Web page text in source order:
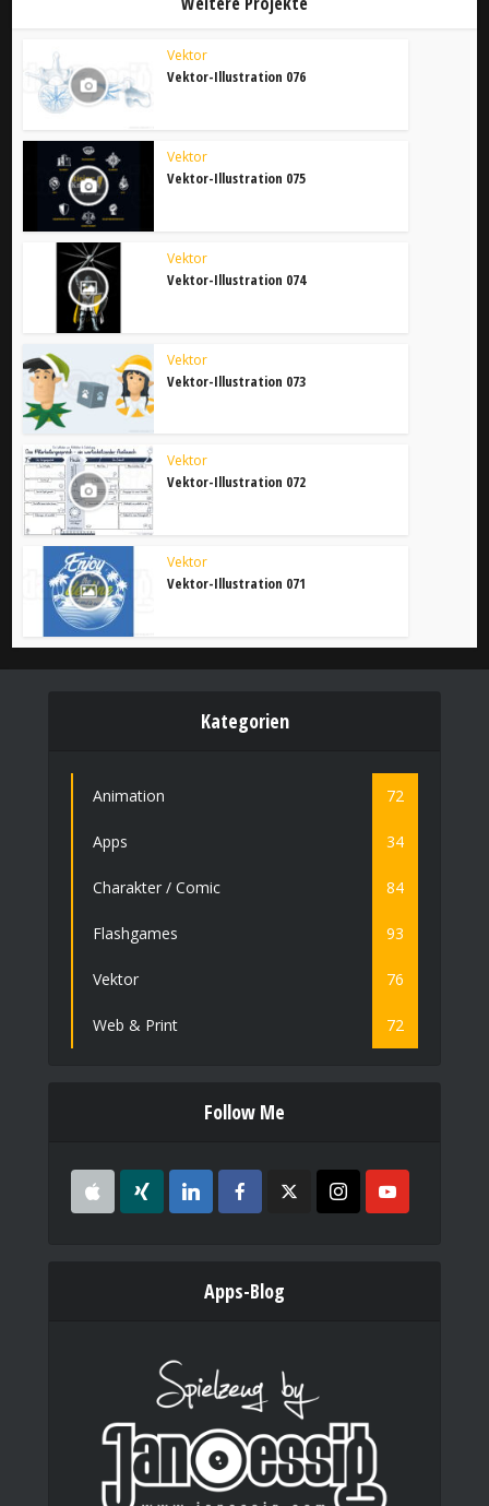
Vektor
Vektor-Illustration 076
Vektor
Vektor-Illustration 075
Vektor
Vektor-Illustration 074
Vektor
Vektor-Illustration 073
Vektor
Vektor-Illustration 072
Vektor
Vektor-Illustration 071
Kategorien
Animation 72
Apps 34
Charakter / Comic 84
Flashgames 93
Vektor 76
Web & Print 72
Follow Me
Apps-Blog